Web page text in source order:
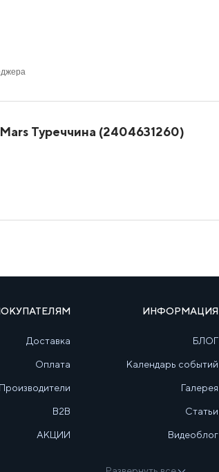
Туреччина (2404631260)
Доставка
Оплата
Производители
B2B
АКЦИИ
ИНФОРМАЦИЯ
БЛОГ
Календарь событий
Галерея
Статьи
Видеоблог